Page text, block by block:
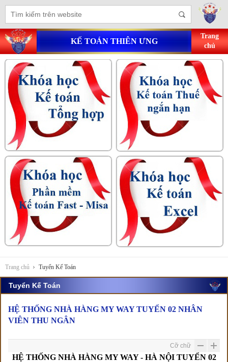
KẾ TOÁN THIÊN ƯNG
Trang
chủ
Trang chủ Tuyển Kế Toán
Tuyển Kế Toán
HỆ THỐNG NHÀ HÀNG MY WAY TUYỂN 02 NHÂN
VIÊN THU NGÂN
Cỡ chữ
HỆ THỐNG NHÀ HÀNG MY WAY - HÀ NỘI TUYỂN 02